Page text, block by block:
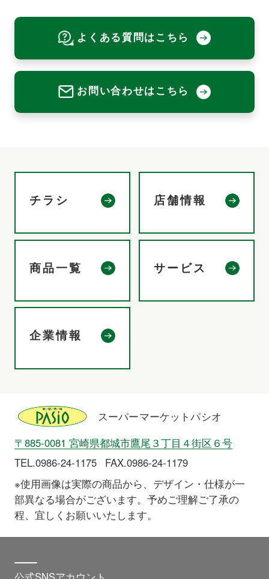
よくある質問はこちら
お問い合わせはこちら
スーパーマーケットパシオ
チラシ 店舗情報
商品一覧 サービス
企業情報
〒885-0081 宮崎県都城市鷹尾３丁目４街区６号
TEL.0986-24-1175
FAX.0986-24-1179
※使用画像は実際の商品から、デザイン・仕様が一
部異なる場合がございます。予めご理解ご了承の
程、宜しくお願いいたします。